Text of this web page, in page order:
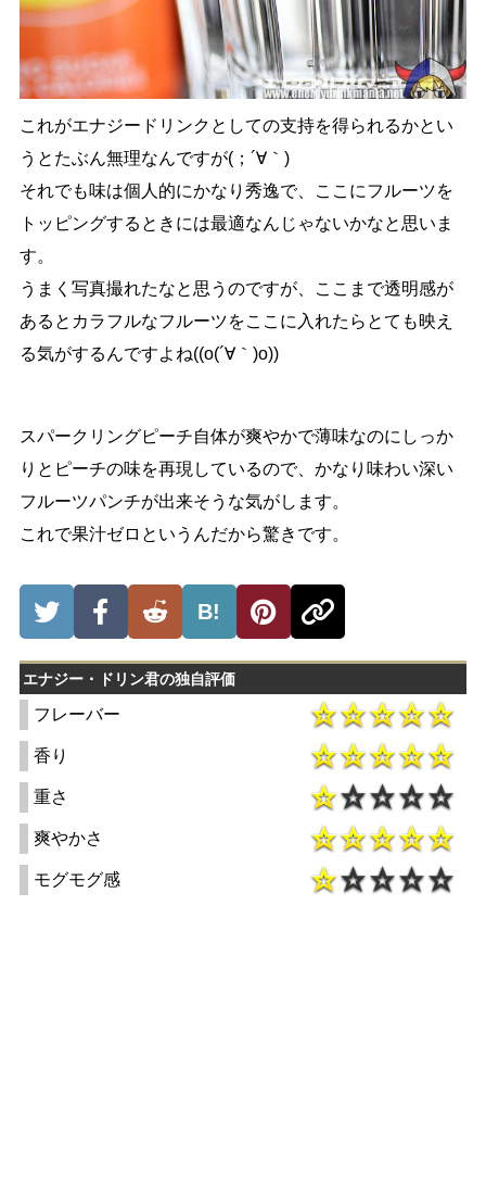
これがエナジードリンクとしての支持を得られるかとい
うとたぶん無理なんですが(；´∀｀)
それでも味は個人的にかなり秀逸で、ここにフルーツを
トッピングするときには最適なんじゃないかなと思いま
す。
うまく写真撮れたなと思うのですが、ここまで透明感が
あるとカラフルなフルーツをここに入れたらとても映え
る気がするんですよね((o(´∀｀)o))
スパークリングピーチ自体が爽やかで薄味なのにしっか
りとピーチの味を再現しているので、かなり味わい深い
フルーツパンチが出来そうな気がします。
これで果汁ゼロというんだから驚きです。
B!
エナジー・ドリン君の独自評価
フレーバー
香り
重さ
爽やかさ
モグモグ感